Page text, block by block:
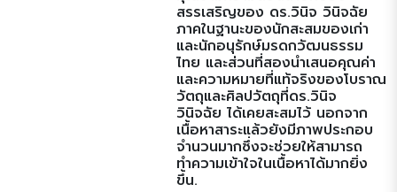
สรรเสริญของ ดร.วินิจ วินิจฉัย
ภาคในฐานะของนักสะสมของเก่า
และนักอนุรักษ์มรดกวัฒนธรรม
ไทย และส่วนที่สองนำเสนอคุณค่า
และความหมายที่แท้จริงของโบราณ
วัตถุและศิลปวัตถุที่ดร.วินิจ
วินิจฉัย ได้เคยสะสมไว้ นอกจาก
เนื้อหาสาระแล้วยังมีภาพประกอบ
จำนวนมากซึ่งจะช่วยให้สามารถ
ทำความเข้าใจในเนื้อหาได้มากยิ่ง
ขึ้น.